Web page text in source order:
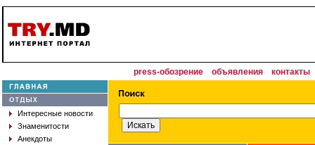
press-обозрение объявления контакты
Интересные новости
Знаменитости
Анекдоты